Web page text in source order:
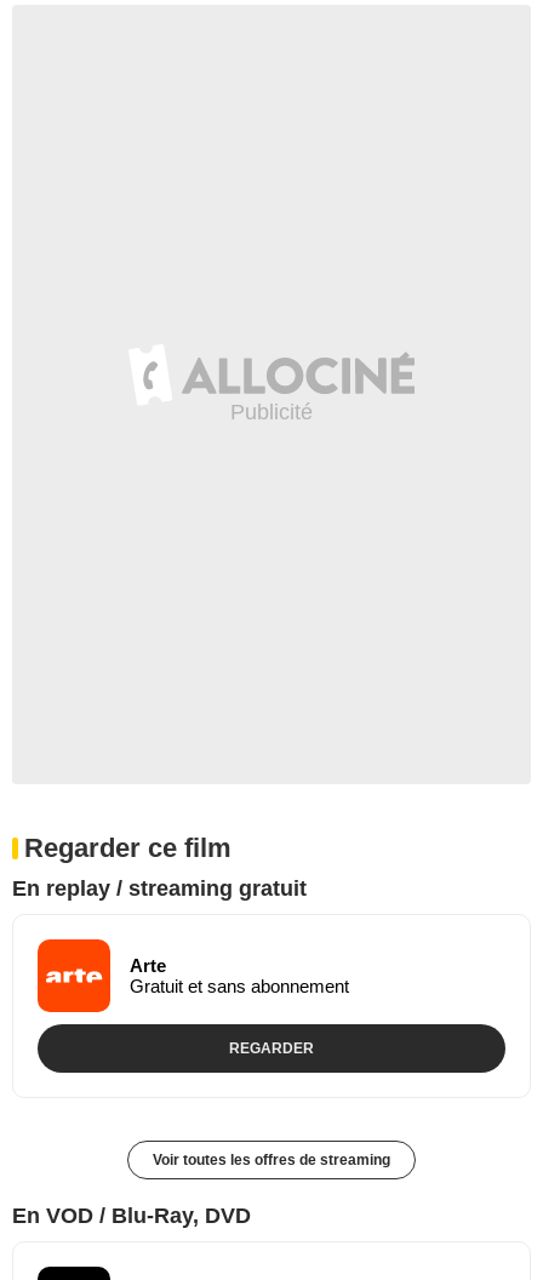
Regarder ce film
En replay / streaming gratuit
Arte
Gratuit et sans abonnement
REGARDER
Voir toutes les offres de streaming
En VOD / Blu-Ray, DVD